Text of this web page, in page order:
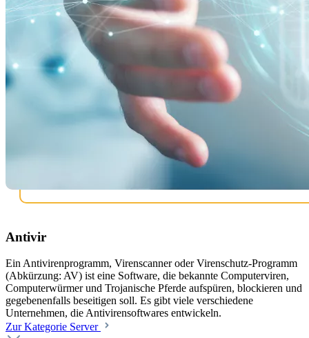
Antivir
Ein Antivirenprogramm, Virenscanner oder Virenschutz-Programm
(Abkürzung: AV) ist eine Software, die bekannte Computerviren,
Computerwürmer und Trojanische Pferde aufspüren, blockieren und
gegebenenfalls beseitigen soll. Es gibt viele verschiedene
Unternehmen, die Antivirensoftwares entwickeln.
Zur Kategorie Server